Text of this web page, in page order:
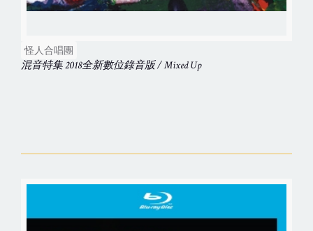
怪人合唱團
混音特集 2018全新數位錄音版 / Mixed Up